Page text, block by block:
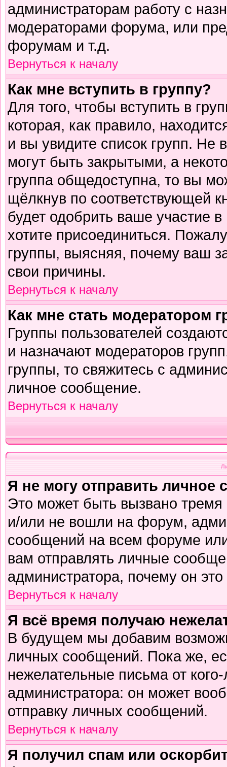
администраторам работу с
модераторами форума, или
форумам и т.д.
Вернуться к началу
Как мне вступить в группу?
Для того, чтобы вступить в
которая, как правило,
и вы увидите список групп. Не
могут быть закрытыми, а
группа общедоступна, то вы
щёлкнув по соответствующей
будет одобрить ваше участие
хотите присоединиться.
группы, выясняя, почему ваш
свои причины.
Вернуться к началу
Как мне стать модератором
Группы пользователей
и назначают модераторов
группы, то свяжитесь с
личное сообщение.
Вернуться к началу
Я не могу отправить личное
Это может быть вызвано
и/или не вошли на форум,
сообщений на всем форуме
вам отправлять личные
администратора, почему он
Вернуться к началу
Я всё время получаю
В будущем мы добавим
личных сообщений. Пока же,
нежелательные письма от
администратора: он может
отправку личных сообщений.
Вернуться к началу
Я получил спам или